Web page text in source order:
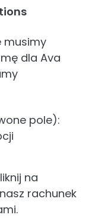
musimy
dla Ava
pole):
na
rachunek